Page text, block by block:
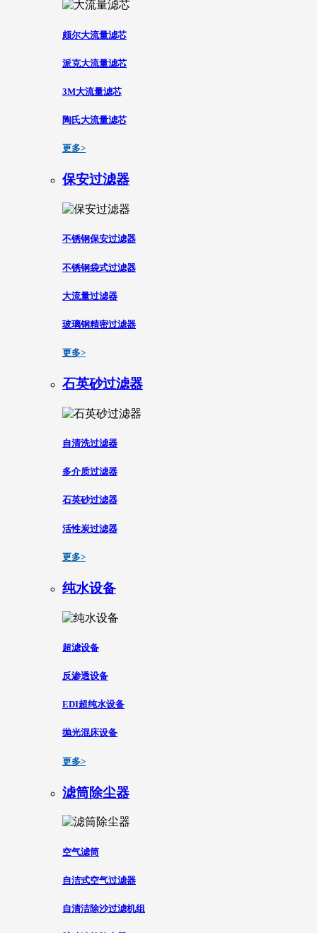
颇尔大流量滤芯
派克大流量滤芯
3M大流量滤芯
陶氏大流量滤芯
更多>
保安过滤器
不锈钢保安过滤器
不锈钢袋式过滤器
大流量过滤器
玻璃钢精密过滤器
更多>
石英砂过滤器
自清洗过滤器
多介质过滤器
石英砂过滤器
活性炭过滤器
更多>
纯水设备
超滤设备
反渗透设备
EDI超纯水设备
抛光混床设备
更多>
滤筒除尘器
空气滤筒
自洁式空气过滤器
自清洁除沙过滤机组